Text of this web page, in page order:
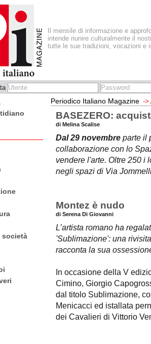
Il mensile di informazione e
intende riunire culturalmente il
tutte le sue tradizioni, vocazioni e
società
Periodico Italiano Magazine ->
BASEZERO:
di Melina Scalise
Dal 29 novembre parte il
collaborazione con lo
vendere l'arte. Oltre 250 i
negli spazi di Via
Montez è nudo
di Serena Di Giovanni
L’artista romano ha
'Sublimazione': una
racconta la sua
In occasione della V
Cimino, Giorgio
dal titolo Sublimazione,
Menicacci ed istallata
dei Cavalieri di Vittorio